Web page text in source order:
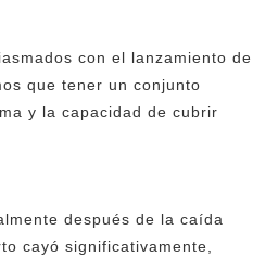
con el lanzamiento de
que tener un conjunto
y la capacidad de cubrir
después de la caída
cayó significativamente,